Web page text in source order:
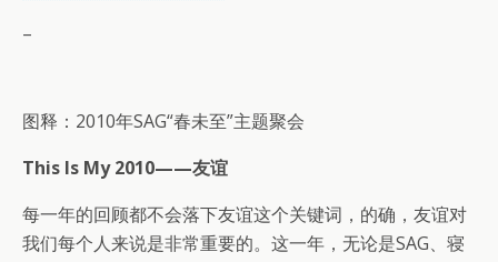
–
图释：2010年SAG“春未至”主题聚会
This Is My 2010——友谊
每一年的回顾都不会落下友谊这个关键词，的确，友谊对
我们每个人来说是非常重要的。这一年，无论是SAG、寝